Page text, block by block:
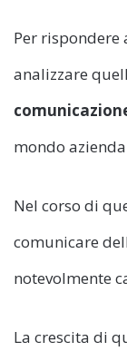
Per
analizzare
mondo
Nel corso di
comunicare
notevolmente
La crescita di